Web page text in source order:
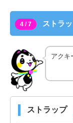
4 / 7 ストラ
アクキ
ストラップ